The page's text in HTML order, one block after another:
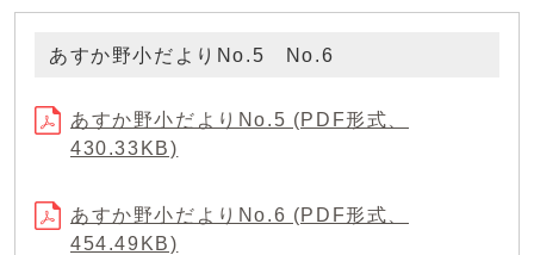
あすか野小だよりNo.5 No.6
あすか野小だよりNo.5 (PDF形式、
430.33KB)
あすか野小だよりNo.6 (PDF形式、
454.49KB)